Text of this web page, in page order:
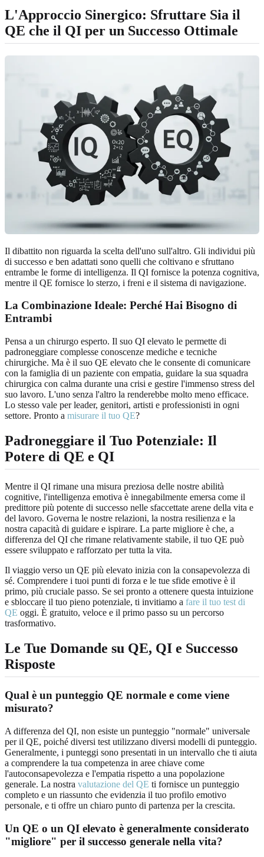
L'Approccio Sinergico: Sfruttare Sia il
QE che il QI per un Successo Ottimale
Il dibattito non riguarda la scelta dell'uno sull'altro. Gli individui più
di successo e ben adattati sono quelli che coltivano e sfruttano
entrambe le forme di intelligenza. Il QI fornisce la potenza cognitiva,
mentre il QE fornisce lo sterzo, i freni e il sistema di navigazione.
La Combinazione Ideale: Perché Hai Bisogno di
Entrambi
Pensa a un chirurgo esperto. Il suo QI elevato le permette di
padroneggiare complesse conoscenze mediche e tecniche
chirurgiche. Ma è il suo QE elevato che le consente di comunicare
con la famiglia di un paziente con empatia, guidare la sua squadra
chirurgica con calma durante una crisi e gestire l'immenso stress del
suo lavoro. L'uno senza l'altro la renderebbe molto meno efficace.
Lo stesso vale per leader, genitori, artisti e professionisti in ogni
settore. Pronto a misurare il tuo QE?
Padroneggiare il Tuo Potenziale: Il
Potere di QE e QI
Mentre il QI rimane una misura preziosa delle nostre abilità
cognitive, l'intelligenza emotiva è innegabilmente emersa come il
predittore più potente di successo nelle sfaccettate arene della vita e
del lavoro. Governa le nostre relazioni, la nostra resilienza e la
nostra capacità di guidare e ispirare. La parte migliore è che, a
differenza del QI che rimane relativamente stabile, il tuo QE può
essere sviluppato e rafforzato per tutta la vita.
Il viaggio verso un QE più elevato inizia con la consapevolezza di
sé. Comprendere i tuoi punti di forza e le tue sfide emotive è il
primo, più cruciale passo. Se sei pronto a ottenere questa intuizione
e sbloccare il tuo pieno potenziale, ti invitiamo a fare il tuo test di
QE oggi. È gratuito, veloce e il primo passo su un percorso
trasformativo.
Le Tue Domande su QE, QI e Successo
Risposte
Qual è un punteggio QE normale e come viene
misurato?
A differenza del QI, non esiste un punteggio "normale" universale
per il QE, poiché diversi test utilizzano diversi modelli di punteggio.
Generalmente, i punteggi sono presentati in un intervallo che ti aiuta
a comprendere la tua competenza in aree chiave come
l'autoconsapevolezza e l'empatia rispetto a una popolazione
generale. La nostra valutazione del QE ti fornisce un punteggio
completo e un riassunto che evidenzia il tuo profilo emotivo
personale, e ti offre un chiaro punto di partenza per la crescita.
Un QE o un QI elevato è generalmente considerato
"migliore" per il successo generale nella vita?